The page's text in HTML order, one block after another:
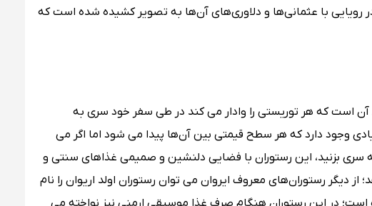
رویایی با عثمانی‌ها و دلاوری‌های آن‌ها به تصویر کشیده شده است که
است که هر توریستی را وادار می کند در طی سفر خود سری به
وجود دارد که هر سطح قیمتی بین آن‌ها پیدا می شود اما اگر می
سری بزنید، این رستوران با فضایی دلنشین و صمیمی غذاهای سنتی و
دیگر رستوران‌های معروف ایروان می توان رستوران اولد اریوان را نام
است؛ در این رستوران هنگام صرف غذا موسیقی ارمنی نیز نواخته می